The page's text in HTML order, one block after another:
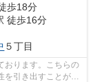
歩18分
徒歩16分
５丁目
おります。こちらの
を引き出すことがで